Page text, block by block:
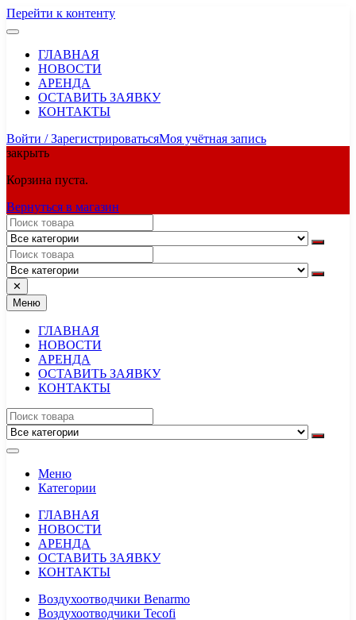
Перейти к контенту
ГЛАВНАЯ
НОВОСТИ
АРЕНДА
ОСТАВИТЬ ЗАЯВКУ
КОНТАКТЫ
Войти / ЗарегистрироватьсяМоя учётная запись
закрыть
Корзина пуста.
Вернуться в магазин
✕
Меню
ГЛАВНАЯ
НОВОСТИ
АРЕНДА
ОСТАВИТЬ ЗАЯВКУ
КОНТАКТЫ
Меню
Категории
ГЛАВНАЯ
НОВОСТИ
АРЕНДА
ОСТАВИТЬ ЗАЯВКУ
КОНТАКТЫ
Воздухоотводчики Benarmo
Воздухоотводчики Tecofi